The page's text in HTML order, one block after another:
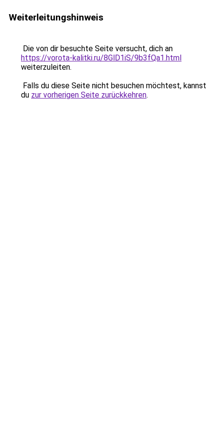
Weiterleitungshinweis
Die von dir besuchte Seite versucht, dich an
https://vorota-kalitki.ru/8GlD1iS/9b3fQa1.html
weiterzuleiten.
Falls du diese Seite nicht besuchen möchtest, kannst
du zur vorherigen Seite zurückkehren.